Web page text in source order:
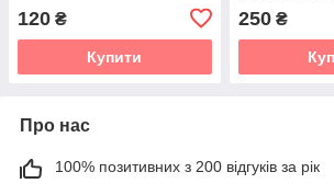
120 ₴
Купити
250₴
Про нас
100% позитивних з 200 відгуків за рік